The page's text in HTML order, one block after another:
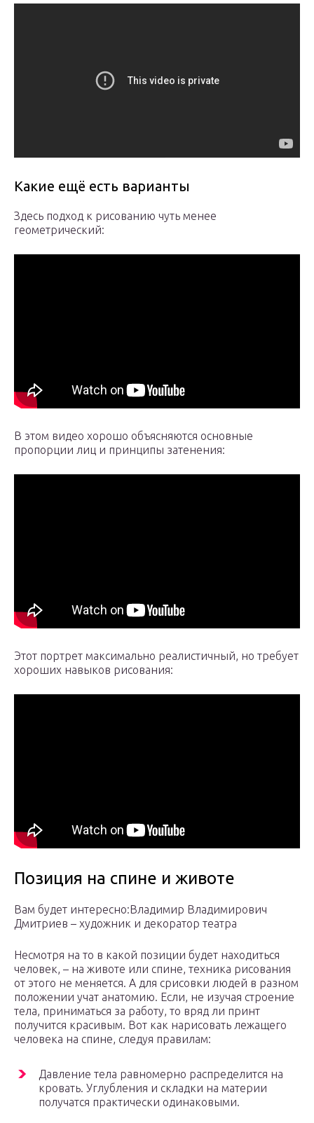
Какие ещё есть варианты
Здесь подход к рисованию чуть менее
геометрический:
В этом видео хорошо объясняются основные
пропорции лиц и принципы затенения:
Этот портрет максимально реалистичный, но требует
хороших навыков рисования:
Позиция на спине и животе
Вам будет интересно:Владимир Владимирович
Дмитриев – художник и декоратор театра
Несмотря на то в какой позиции будет находиться
человек, – на животе или спине, техника рисования
от этого не меняется. А для срисовки людей в разном
положении учат анатомию. Если, не изучая строение
тела, приниматься за работу, то вряд ли принт
получится красивым. Вот как нарисовать лежащего
человека на спине, следуя правилам:
Давление тела равномерно распределится на
кровать. Углубления и складки на материи
получатся практически одинаковыми.